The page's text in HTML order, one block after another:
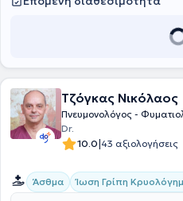
Τζόγκας Νικόλαος
Πνευμονολόγος -
Dr.
10.0|43 αξιολογήσεις
Άσθμα Ίωση Γρίπη